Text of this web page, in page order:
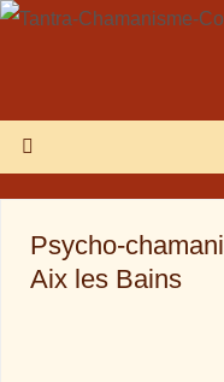
Psycho-
Aix les Bains